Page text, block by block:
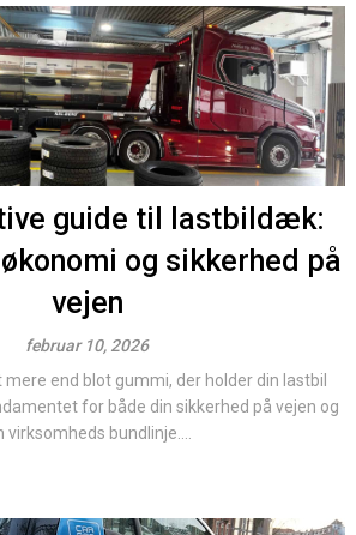
guide til lastbildæk:
og sikkerhed på
vejen
februar 10, 2026
mere end blot gummi, der holder din lastbil
for både din sikkerhed på vejen og
virksomheds bundlinje....